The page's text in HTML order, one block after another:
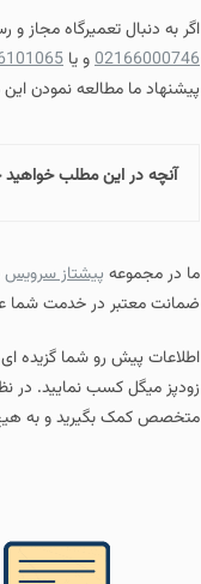
اگر به دنبال تعمیرگاه
02166000746و یا
پیشنهاد ما مطالعه نمودن
آنچه در این مطلب خواهید
ما در مجموعه پیشتاز سرویس
ضمانت معتبر در خدمت شما
اطلاعات پیش رو شما گزیده
زودپز میگل کسب نمایید. در
متخصص کمک بگیرید و به هیچ